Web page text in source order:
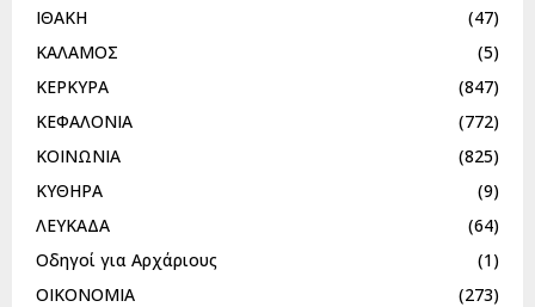
ΙΘΑΚΗ
(47)
ΚΑΛΑΜΟΣ
(5)
ΚΕΡΚΥΡΑ
(847)
ΚΕΦΑΛΟΝΙΑ
(772)
ΚΟΙΝΩΝΙΑ
(825)
ΚΥΘΗΡΑ
(9)
ΛΕΥΚΑΔΑ
(64)
Οδηγοί για Αρχάριους
(1)
ΟΙΚΟΝΟΜΙΑ
(273)